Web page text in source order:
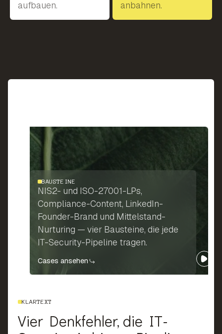
aufbauen.
anbahnen.
BAUSTEINE
NIS2- und ISO-27001-LPs,
Compliance-Content, LinkedIn-
Founder-Brand und Mittelstand-
Nurturing — vier Bausteine, die jede
IT-Security-Pipeline tragen.
Cases ansehen
KLARTEXT
Vier Denkfehler, die IT-